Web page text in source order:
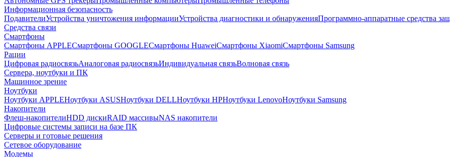
Информационная безопасность
ПодавителиУстройства уничтожения информацииУстройства диагностики и обнаруженияПрограммно-аппаратные средства
Средства связи
Смартфоны
Смартфоны APPLEСмартфоны GOOGLEСмартфоны HuaweiСмартфоны XiaomiСмартфоны Samsung
Рации
Цифровая радиосвязьАналоговая радиосвязьИндивидуальная связьВолновая связь
Сервера, ноутбуки и ПК
Машинное зрение
Ноутбуки
Ноутбуки APPLEНоутбуки ASUSНоутбуки DELLНоутбуки HPНоутбуки LenovoНоутбуки Samsung
Накопители
Флеш-накопителиHDD дискиRAID массивыNAS накопители
Цифровые системы записи на базе ПК
Серверы и готовые решения
Сетевое оборудование
Модемы